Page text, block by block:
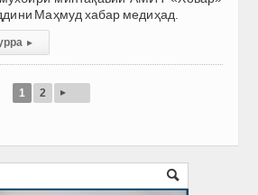
Маҳмуд хабар медиҳад.
▸
1 2 ▸